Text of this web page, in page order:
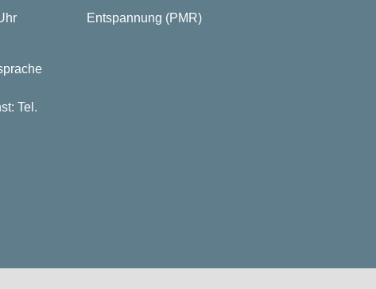
Tel.
Entspannung (PMR)